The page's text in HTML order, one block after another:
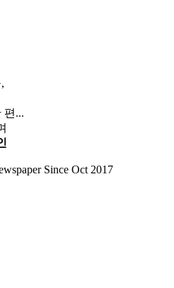
편...
Since Oct 2017